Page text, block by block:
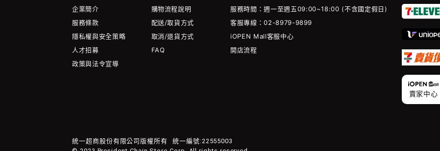
企業簡介
服務條款
隱私權與安全策略
人才招募
政策與法令宣導
購物流程說明
配送/取貨方式
取消/退貨方式
FAQ
服務時間：週一至週五09:00~18:00 (不含國定假日)
客服專線：02-8979-9899
iOPEN Mall客服中心
開店流程
賣家中心
統一超商股份有限公司版權所有
統一編號:22555003